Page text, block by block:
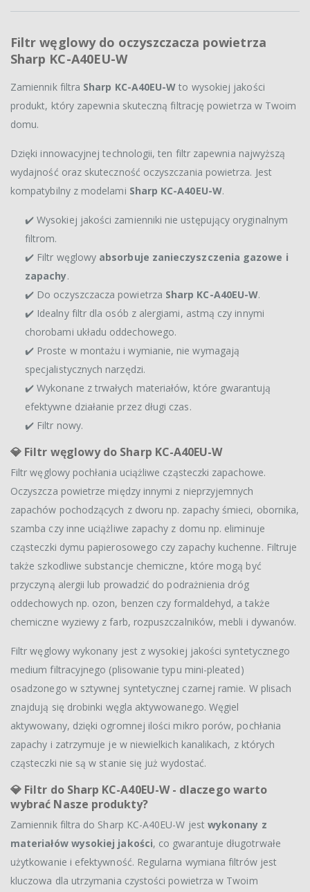
Filtr węglowy do oczyszczacza powietrza
Sharp KC-A40EU-W
Zamiennik filtra Sharp KC-A40EU-W to wysokiej jakości
produkt, który zapewnia skuteczną filtrację powietrza w Twoim
domu.
Dzięki innowacyjnej technologii, ten filtr zapewnia najwyższą
wydajność oraz skuteczność oczyszczania powietrza. Jest
kompatybilny z modelami Sharp KC-A40EU-W.
✔️ Wysokiej jakości zamienniki nie ustępujący oryginalnym
filtrom.
✔️ Filtr węglowy absorbuje zanieczyszczenia gazowe i
zapachy.
✔️ Do oczyszczacza powietrza Sharp KC-A40EU-W.
✔️ Idealny filtr dla osób z alergiami, astmą czy innymi
chorobami układu oddechowego.
✔️ Proste w montażu i wymianie, nie wymagają
specjalistycznych narzędzi.
✔️ Wykonane z trwałych materiałów, które gwarantują
efektywne działanie przez długi czas.
✔️ Filtr nowy.
💎 Filtr węglowy do Sharp KC-A40EU-W
Filtr węglowy pochłania uciążliwe cząsteczki zapachowe.
Oczyszcza powietrze między innymi z nieprzyjemnych
zapachów pochodzących z dworu np. zapachy śmieci, obornika,
szamba czy inne uciążliwe zapachy z domu np. eliminuje
cząsteczki dymu papierosowego czy zapachy kuchenne. Filtruje
także szkodliwe substancje chemiczne, które mogą być
przyczyną alergii lub prowadzić do podrażnienia dróg
oddechowych np. ozon, benzen czy formaldehyd, a także
chemiczne wyziewy z farb, rozpuszczalników, mebli i dywanów.
Filtr węglowy wykonany jest z wysokiej jakości syntetycznego
medium filtracyjnego (plisowanie typu mini-pleated)
osadzonego w sztywnej syntetycznej czarnej ramie. W plisach
znajdują się drobinki węgla aktywowanego. Węgiel
aktywowany, dzięki ogromnej ilości mikro porów, pochłania
zapachy i zatrzymuje je w niewielkich kanalikach, z których
cząsteczki nie są w stanie się już wydostać.
💎 Filtr do Sharp KC-A40EU-W - dlaczego warto
wybrać Nasze produkty?
Zamiennik filtra do Sharp KC-A40EU-W jest wykonany z
materiałów wysokiej jakości, co gwarantuje długotrwałe
użytkowanie i efektywność. Regularna wymiana filtrów jest
kluczowa dla utrzymania czystości powietrza w Twoim